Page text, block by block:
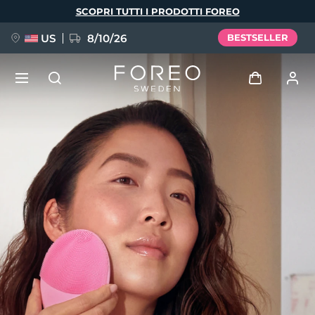
SCOPRI TUTTI I PRODOTTI FOREO
US 8/10/26 BESTSELLER
I miei dispositivi
I miei ordini
I miei indirizzi
I miei abbonamenti
NUOVO
FAQ™ Pure Beauty-Tech Elixir
BREAKING NEWS
issa™ Teeth Whitening Set
Lingua
English Deutsch
Español
Français
Italiano
Português
Polski
Svenska
Русский
Türkçe
简体中文 繁體中文